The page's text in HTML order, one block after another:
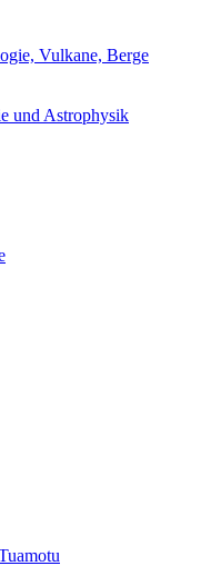
Vulkane, Berge
und Astrophysik